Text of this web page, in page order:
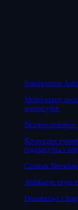
Inteligentna
Mniej pracy
operacyjne
Krytyczne
regulacyjna i
Custom
Aplikacje szyte
Doradztwo i